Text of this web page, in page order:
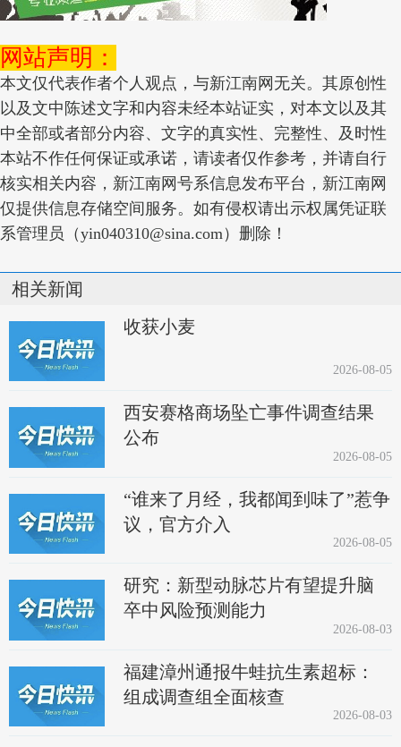
网站声明：
本文仅代表作者个人观点，与新江南网无关。其原创性
以及文中陈述文字和内容未经本站证实，对本文以及其
中全部或者部分内容、文字的真实性、完整性、及时性
本站不作任何保证或承诺，请读者仅作参考，并请自行
核实相关内容，新江南网号系信息发布平台，新江南网
仅提供信息存储空间服务。如有侵权请出示权属凭证联
系管理员（yin040310@sina.com）删除！
相关新闻
收获小麦
2026-08-05
西安赛格商场坠亡事件调查结果
公布
2026-08-05
“谁来了月经，我都闻到味了”惹争
议，官方介入
2026-08-05
研究：新型动脉芯片有望提升脑
卒中风险预测能力
2026-08-03
福建漳州通报牛蛙抗生素超标：
组成调查组全面核查
2026-08-03